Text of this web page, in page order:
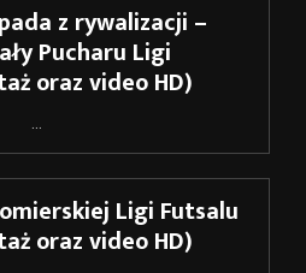
z rywalizacji –
Pucharu Ligi
oraz video HD)
Ligi Futsalu
oraz video HD)